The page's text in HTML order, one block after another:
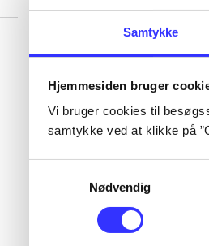
Samtykke
Hjemmesiden bruger
Vi bruger cookies til
samtykke ved at klikke på
Nødvendig